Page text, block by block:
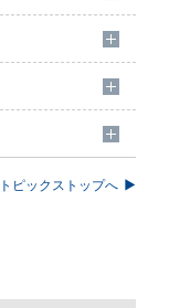
ピックストップへ